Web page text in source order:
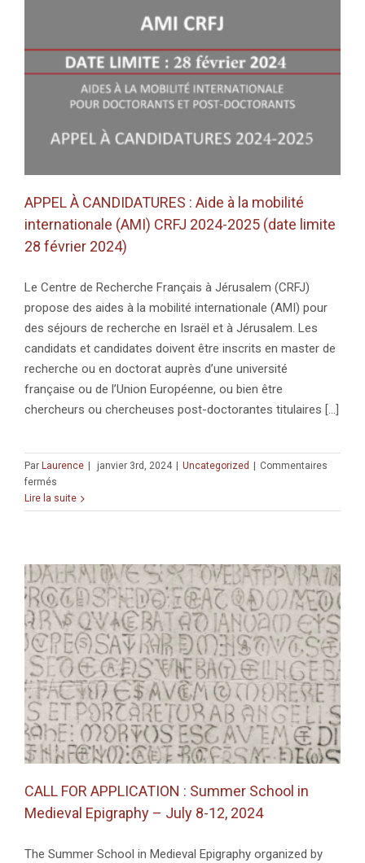
APPEL À CANDIDATURES : Aide à la mobilité
internationale (AMI) CRFJ 2024-2025 (date limite
28 février 2024)
Le Centre de Recherche Français à Jérusalem (CRFJ)
propose des aides à la mobilité internationale (AMI) pour
des séjours de recherche en Israël et à Jérusalem. Les
candidats et candidates doivent être inscrits en master de
recherche ou en doctorat auprès d’une université
française ou de l’Union Européenne, ou bien être
chercheurs ou chercheuses post-doctorantes titulaires [...]
Par Laurence janvier 3rd, 2024 Uncategorized
Commentaires
fermés
APPEL
À
Aide
à
la
mobilité
internationale
(AMI)
CRFJ
2024-
2025
(date
limite
28
février
Lire la suite
CALL FOR APPLICATION : Summer School in
Medieval Epigraphy – July 8-12, 2024
The Summer School in Medieval Epigraphy organized by